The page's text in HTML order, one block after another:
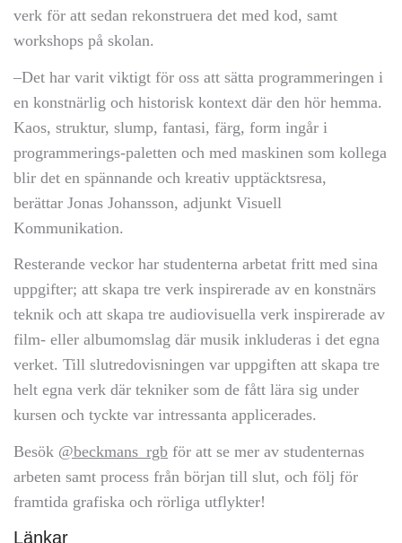
verk för att sedan rekonstruera det med kod, samt
workshops på skolan.
–Det har varit viktigt för oss att sätta programmeringen i
en konstnärlig och historisk kontext där den hör hemma.
Kaos, struktur, slump, fantasi, färg, form ingår i
programmerings-paletten och med maskinen som kollega
blir det en spännande och kreativ upptäcktsresa,
berättar Jonas Johansson, adjunkt Visuell
Kommunikation.
Resterande veckor har studenterna arbetat fritt med sina
uppgifter; att skapa tre verk inspirerade av en konstnärs
teknik och att skapa tre audiovisuella verk inspirerade av
film- eller albumomslag där musik inkluderas i det egna
verket. Till slutredovisningen var uppgiften att skapa tre
helt egna verk där tekniker som de fått lära sig under
kursen och tyckte var intressanta applicerades.
Besök @beckmans_rgb för att se mer av studenternas
arbeten samt process från början till slut, och följ för
framtida grafiska och rörliga utflykter!
Länkar